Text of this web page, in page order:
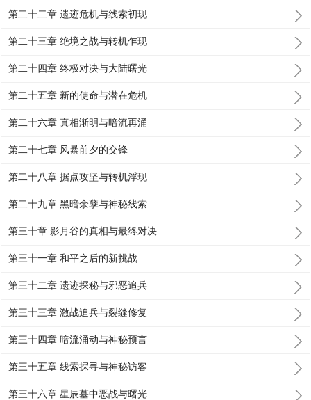
第二十二章 遗迹危机与线索初现
第二十三章 绝境之战与转机乍现
第二十四章 终极对决与大陆曙光
第二十五章 新的使命与潜在危机
第二十六章 真相渐明与暗流再涌
第二十七章 风暴前夕的交锋
第二十八章 据点攻坚与转机浮现
第二十九章 黑暗余孽与神秘线索
第三十章 影月谷的真相与最终对决
第三十一章 和平之后的新挑战
第三十二章 遗迹探秘与邪恶追兵
第三十三章 激战追兵与裂缝修复
第三十四章 暗流涌动与神秘预言
第三十五章 线索探寻与神秘访客
第三十六章 星辰墓中恶战与曙光